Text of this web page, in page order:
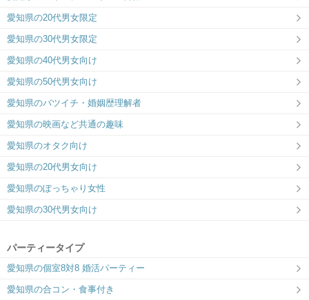
愛知県の20代男女限定
愛知県の30代男女限定
愛知県の40代男女向け
愛知県の50代男女向け
愛知県のバツイチ・婚姻歴理解者
愛知県の映画など共通の趣味
愛知県のオタク向け
愛知県の20代男女向け
愛知県のぽっちゃり女性
愛知県の30代男女向け
パーティータイプ
愛知県の個室8対8 婚活パーティー
愛知県の合コン・食事付き